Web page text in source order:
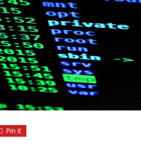
Pin it